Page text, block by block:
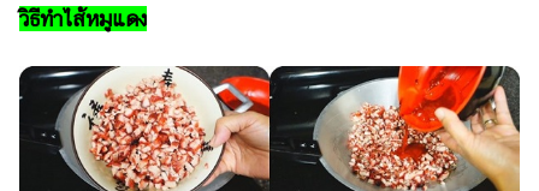
วิธีทำไส้หมูแดง